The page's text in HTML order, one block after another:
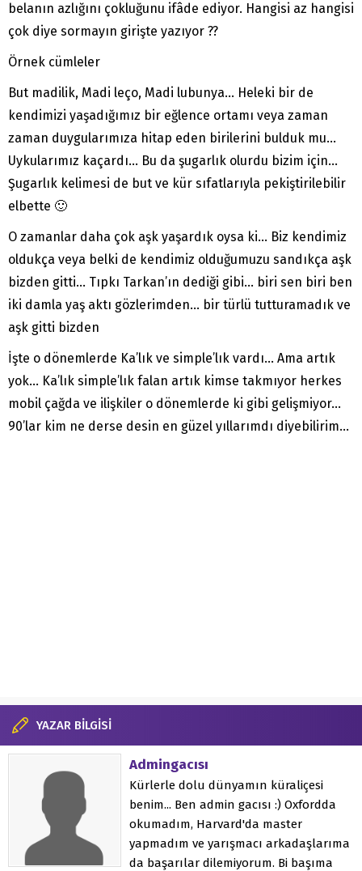
belanın azlığını çokluğunu ifâde ediyor. Hangisi az hangisi
çok diye sormayın girişte yazıyor ??
Örnek cümleler
But madilik, Madi leço, Madi lubunya… Heleki bir de
kendimizi yaşadığımız bir eğlence ortamı veya zaman
zaman duygularımıza hitap eden birilerini bulduk mu…
Uykularımız kaçardı… Bu da şugarlık olurdu bizim için…
Şugarlık kelimesi de but ve kür sıfatlarıyla pekiştirilebilir
elbette 🙂
O zamanlar daha çok aşk yaşardık oysa ki… Biz kendimiz
oldukça veya belki de kendimiz olduğumuzu sandıkça aşk
bizden gitti… Tıpkı Tarkan’ın dediği gibi… biri sen biri ben
iki damla yaş aktı gözlerimden… bir türlü tutturamadık ve
aşk gitti bizden
İşte o dönemlerde Ka’lık ve simple’lık vardı… Ama artık
yok… Ka’lık simple’lık falan artık kimse takmıyor herkes
mobil çağda ve ilişkiler o dönemlerde ki gibi gelişmiyor…
90’lar kim ne derse desin en güzel yıllarımdı diyebilirim…
YAZAR BİLGİSİ
Admingacısı
Kürlerle dolu dünyamın küraliçesi
benim... Ben admin gacısı :) Oxfordda
okumadım, Harvard'da master
yapmadım ve yarışmacı arkadaşlarıma
da başarılar dilemiyorum. Bi başıma